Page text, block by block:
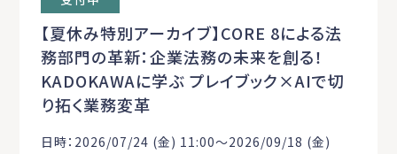
【夏休み特別アーカイブ】CORE 8による法
務部門の革新：企業法務の未来を創る！
KADOKAWAに学ぶ プレイブック×AIで切
り拓く業務変革
日時：2026/07/24 (金) 11:00〜2026/09/18 (金)